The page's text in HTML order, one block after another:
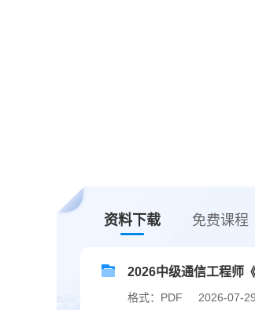
资料下载 免费课程
2026中级通信工程师
格式：PDF 2026-07-